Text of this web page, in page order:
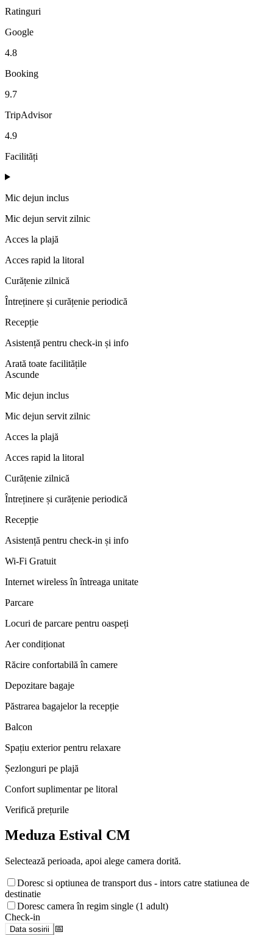
Ratinguri
Google
4.8
Booking
9.7
TripAdvisor
4.9
Facilități
Mic dejun inclus
Mic dejun servit zilnic
Acces la plajă
Acces rapid la litoral
Curățenie zilnică
Întreținere și curățenie periodică
Recepție
Asistență pentru check-in și info
Arată toate facilitățile
Ascunde
Mic dejun inclus
Mic dejun servit zilnic
Acces la plajă
Acces rapid la litoral
Curățenie zilnică
Întreținere și curățenie periodică
Recepție
Asistență pentru check-in și info
Wi-Fi Gratuit
Internet wireless în întreaga unitate
Parcare
Locuri de parcare pentru oaspeți
Aer condiționat
Răcire confortabilă în camere
Depozitare bagaje
Păstrarea bagajelor la recepție
Balcon
Spațiu exterior pentru relaxare
Șezlonguri pe plajă
Confort suplimentar pe litoral
Verifică prețurile
Meduza Estival CM
Selectează perioada, apoi alege camera dorită.
Doresc si optiunea de transport dus - intors catre statiunea de
destinatie
Doresc camera în regim single (1 adult)
Check-in
Data sosirii
📅